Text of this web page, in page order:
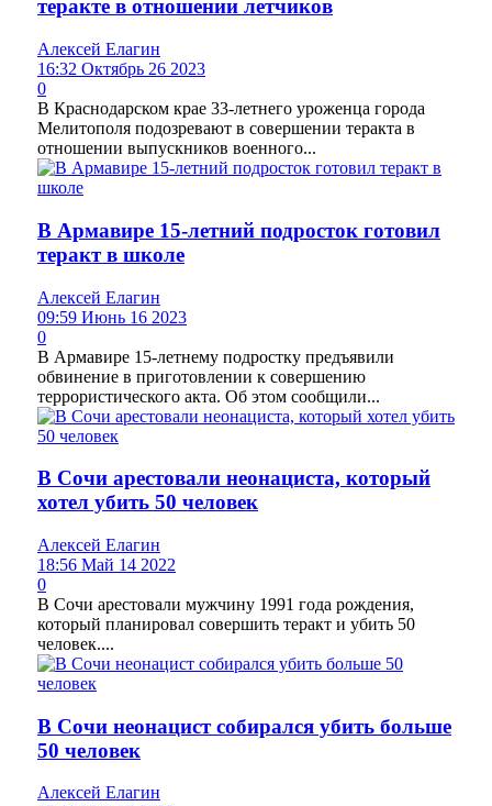
теракте в отношении летчиков
Алексей Елагин
16:32 Октябрь 26 2023
0
В Краснодарском крае 33-летнего уроженца города
Мелитополя подозревают в совершении теракта в
отношении выпускников военного...
В Армавире 15-летний подросток готовил
теракт в школе
Алексей Елагин
09:59 Июнь 16 2023
0
В Армавире 15-летнему подростку предъявили
обвинение в приготовлении к совершению
террористического акта. Об этом сообщили...
В Сочи арестовали неонациста, который
хотел убить 50 человек
Алексей Елагин
18:56 Май 14 2022
0
В Сочи арестовали мужчину 1991 года рождения,
который планировал совершить теракт и убить 50
человек....
В Сочи неонацист собирался убить больше
50 человек
Алексей Елагин